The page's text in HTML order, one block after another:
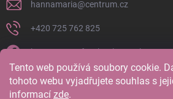
Tento web používá soubory cookie.
tohoto webu vyjadřujete souhlas s
informací zde.
hannamaria@centrum.cz
+420 725 762 825
https://www.facebook.com/
hannamariatherapy/